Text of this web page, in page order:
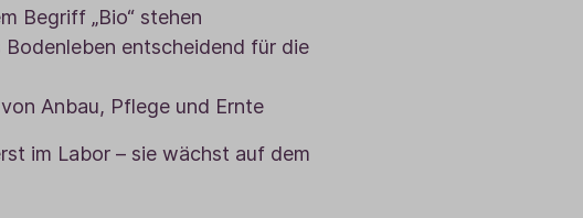
Begriff „Bio“ stehen
entscheidend für die
Anbau, Pflege und Ernte
im Labor – sie wächst auf dem